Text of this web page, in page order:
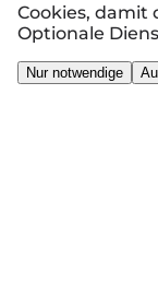
Cookies, damit
Optionale
Nur notwendige